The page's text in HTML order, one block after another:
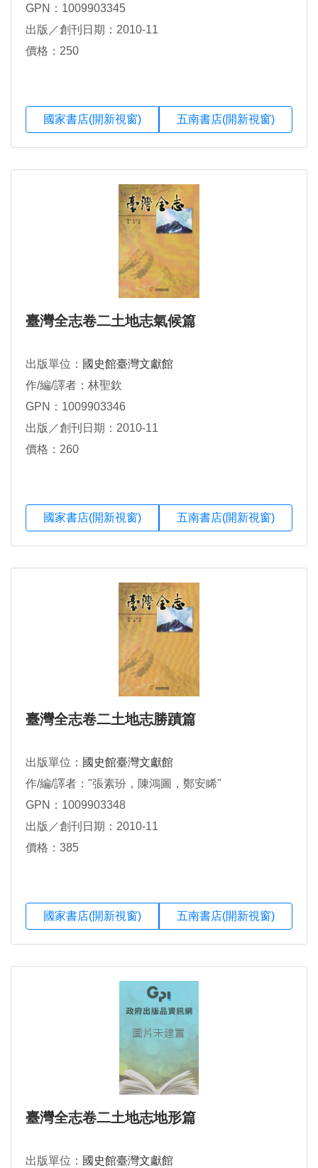
GPN：1009903345
出版／創刊日期：2010-11
價格：250
國家書店(開新視窗) 五南書店(開新視窗)
臺灣全志卷二土地志氣候篇
出版單位： 國史館臺灣文獻館
作/編/譯者：林聖欽
GPN：1009903346
出版／創刊日期：2010-11
價格：260
國家書店(開新視窗) 五南書店(開新視窗)
臺灣全志卷二土地志勝蹟篇
出版單位： 國史館臺灣文獻館
作/編/譯者："張素玢，陳鴻圖，鄭安睎"
GPN：1009903348
出版／創刊日期：2010-11
價格：385
國家書店(開新視窗) 五南書店(開新視窗)
臺灣全志卷二土地志地形篇
出版單位： 國史館臺灣文獻館